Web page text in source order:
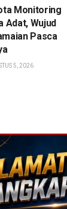
Monitoring
Adat, Wujud
Pasca
5, 2026